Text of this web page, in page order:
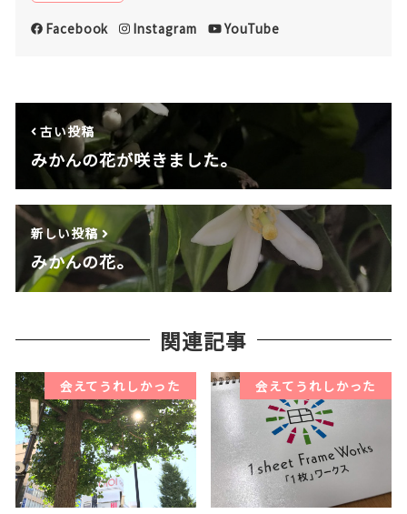
Facebook Instagram YouTube
古い投稿
みかんの花が咲きました。
新しい投稿
みかんの花。
関連記事
会えてうれしかった 会えてうれしかった